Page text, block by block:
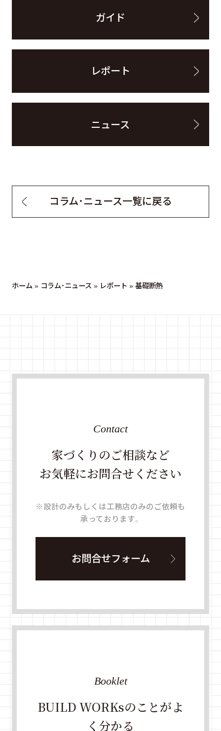
ガイド
レポート
ニュース
コラム・ニュース一覧に戻る
ホーム » コラム・ニュース » レポート » 基礎断熱
家づくりのご相談など
お気軽にお問合せください
Contact
※設計のみもしくは工務店のみのご依頼も
承っております。
お問合せフォーム
BUILD WORKsのことがよ
く分かる
Booklet